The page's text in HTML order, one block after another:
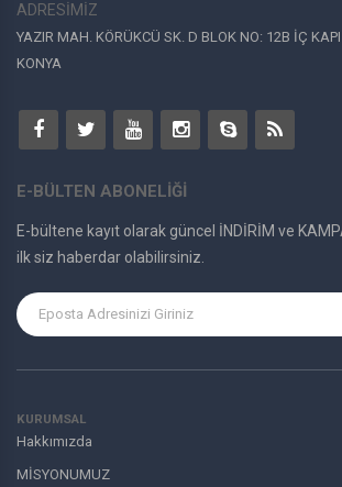
ADRESİMİZ
YAZIR MAH. KÖRÜKCÜ SK. D BLOK NO: 12B İÇ
KONYA
E-BÜLTEN ABONELİĞİ
E-bültene kayıt olarak güncel İNDİRİM ve
ilk siz haberdar olabilirsiniz.
KURUMSAL
Hakkımızda
MİSYONUMUZ